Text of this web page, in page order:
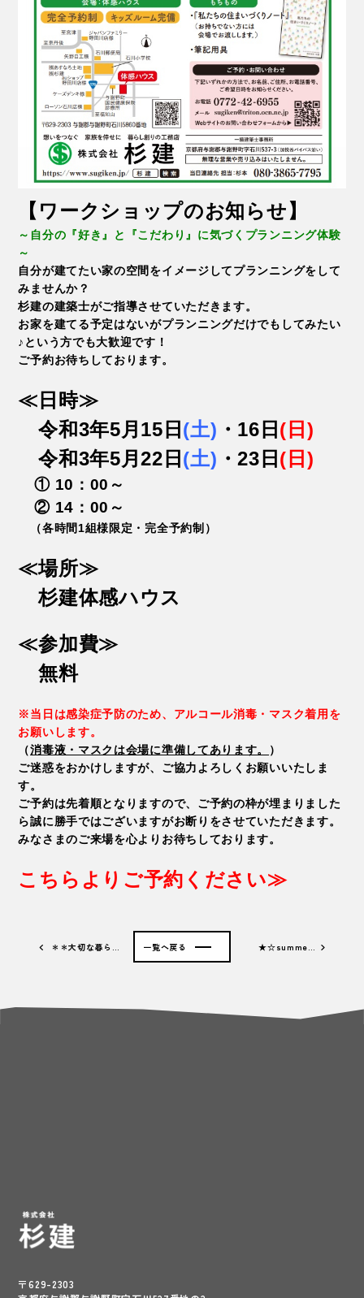
【ワークショップのお知らせ】
～自分の『好き』と『こだわり』に気づくプランニング体験
～
自分が建てたい家の空間をイメージしてプランニングをして
みませんか？
杉建の建築士がご指導させていただきます。
お家を建てる予定はないがプランニングだけでもしてみたい
♪という方でも大歓迎です！
ご予約お待ちしております。
≪日時≫
令和3年5月15日 (土) ・ 16日 (日)
令和3年5月22日 (土) ・23日 (日)
① 10：00～
② 14：00～
（各時間1組様限定・完全予約制）
≪場所≫
杉建体感ハウス
≪参加費≫
無料
※当日は感染症予防のため、アルコール消毒・マスク着用を
お願いします。
（消毒液・マスクは会場に準備してあります。
）
ご迷惑をおかけしますが、ご協力よろしくお願いいたしま
す。
ご予約は先着順となりますので、ご予約の枠が埋まりました
ら誠に勝手ではございますがお断りをさせていただきます。
みなさまのご来場を心よりお待ちしております。
こちらよりご予約ください≫
＊＊大切な暮ら… ★☆summe…
一覧へ戻る
〒629-2303